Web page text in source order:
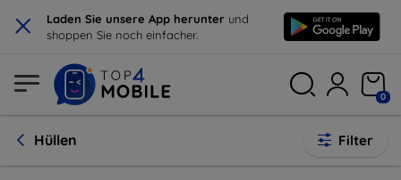
× Laden Sie unsere App herunter und
shoppen Sie noch einfacher.
0
Hüllen Filter